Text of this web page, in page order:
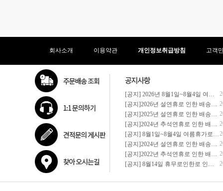
회사소개 이용약관 개인정보취급방침 고객
[공지] 2026년 8월1일~8월4일 여름휴가로 인한 배송안내
[공지]2026년 설연휴로 인한 배송안내
[공지]2025년 설연휴로 인한 배송안내
[공지]2024년 추석연휴로 인한 배송안내
[공지] 8월1일~8월4일 여름휴가로 인한 배송안내
[공지]2024년 설연휴로 인한 배송안내
[공지]2022년 추석연휴로 인한 배송안내
[공지] 8월14일 휴무로인한로 인한 배송안내